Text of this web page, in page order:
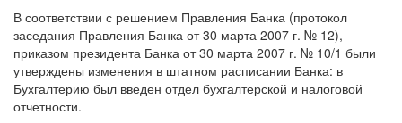
В соответствии с решением Правления Банка (протокол
заседания Правления Банка от 30 марта 2007 г. № 12),
приказом президента Банка от 30 марта 2007 г. № 10/1 были
утверждены изменения в штатном расписании Банка: в
Бухгалтерию был введен отдел бухгалтерской и налоговой
отчетности.